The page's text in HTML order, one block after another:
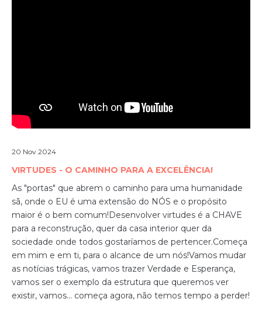
20 Nov 2024
VIRTUDES - O CAMINHO PARA A EXCELÊNCIA!
As "portas" que abrem o caminho para uma humanidade
sã, onde o EU é uma extensão do NÓS e o propósito
maior é o bem comum!Desenvolver virtudes é a CHAVE
para a reconstrução, quer da casa interior quer da
sociedade onde todos gostaríamos de pertencer.Começa
em mim e em ti, para o alcance de um nós!Vamos mudar
as notícias trágicas, vamos trazer Verdade e Esperança,
vamos ser o exemplo da estrutura que queremos ver
existir, vamos... começa agora, não temos tempo a perder!